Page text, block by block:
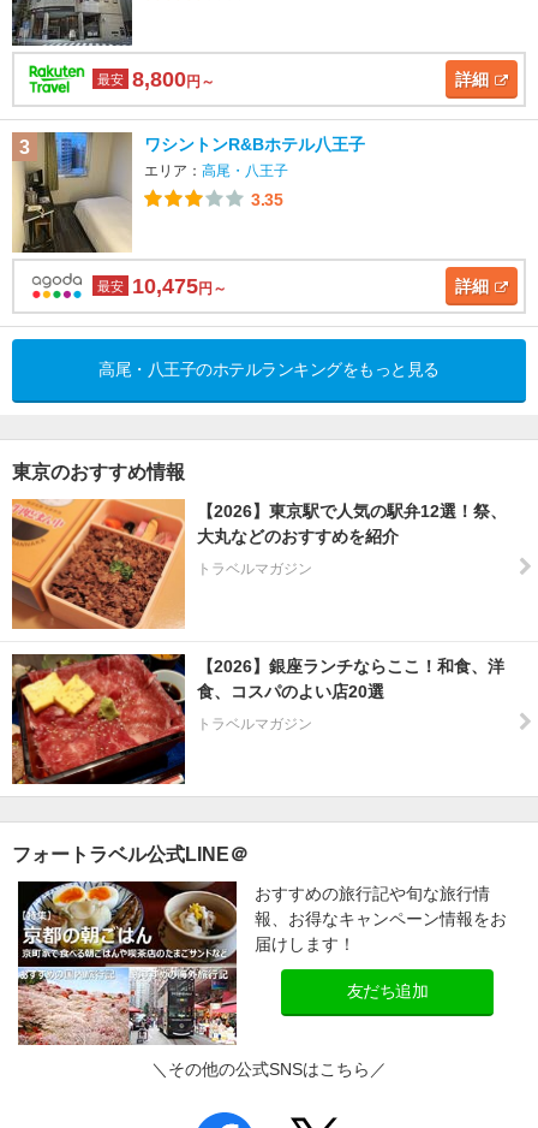
最安 8,800円～ 詳細
3 ワシントンR&Bホテル八王子
エリア： 高尾・八王子
3.35
最安 10,475円～ 詳細
高尾・八王子のホテルランキングをもっと見る
東京のおすすめ情報
【2026】東京駅で人気の駅弁12選！祭、
大丸などのおすすめを紹介
トラベルマガジン
【2026】銀座ランチならここ！和食、洋
食、コスパのよい店20選
トラベルマガジン
フォートラベル公式LINE＠
おすすめの旅行記や旬な旅行情
報、お得なキャンペーン情報をお
届けします！
友だち追加
＼その他の公式SNSはこちら／